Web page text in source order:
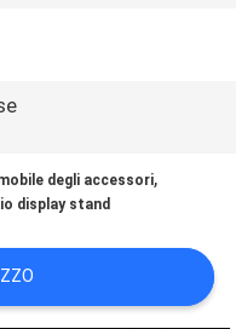
degli accessori,
display stand